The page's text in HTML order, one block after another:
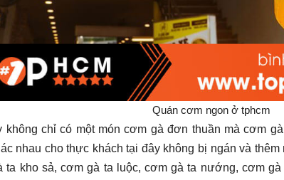
Quán cơm ngon ở tphcm
không chỉ có một món cơm gà đơn thuần mà cơm
nhau cho thực khách tại đây không bị ngán và
ta kho sả, cơm gà ta luộc, cơm gà ta nướng, cơm